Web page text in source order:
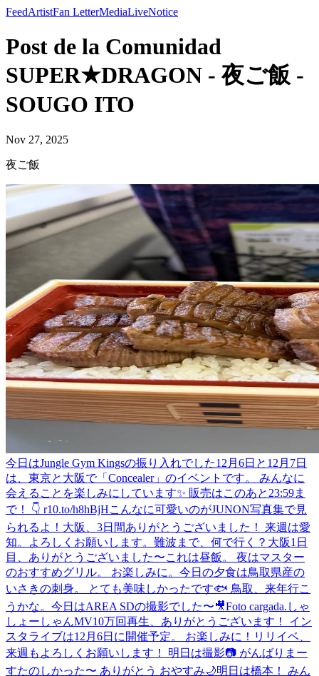
FeedArtistFan LetterMediaLiveNotice
Post de la Comunidad
SUPER★DRAGON - 夜ご飯 -
SOUGO ITO
Nov 27, 2025
夜ご飯
今日はJungle Gym Kingsの振り入れでした12月6日と12月7日
は、東京と大阪で「Concealer」のイベントです。 みんなに
会えることを楽しみにしています✨ 販売はこのあと23:59ま
で！ 👇 r10.to/h8hBjHこんなに可愛いのがJUNON写真集で見
られるよ！ 大阪、3日間ありがとうございました！ 来週は愛
知。よろしくお願いします。 難波まで、何で行く？ 大阪1日
目、ありがとうございました〜これは昼飯。 夜はマスター
のおすすめグリル。 お楽しみに。 今日の夕食は鳥取県産の
いさきの刺身。 とても美味しかったです🐟 鳥取、来年行こ
うかな。 今日はAREA SDの撮影でした〜🎥Foto cargada. しゃ
しょーしゃんMV10万回再生、ありがとうございます！ イン
スタライブは12月6日に開催予定。 お楽しみに！ リリイベ、
来週もよろしくお願いします！ 明日は撮影📷 がんばりまー
すたのしかった〜 ありがとう おやすみ🌙明日は橋本！ みん